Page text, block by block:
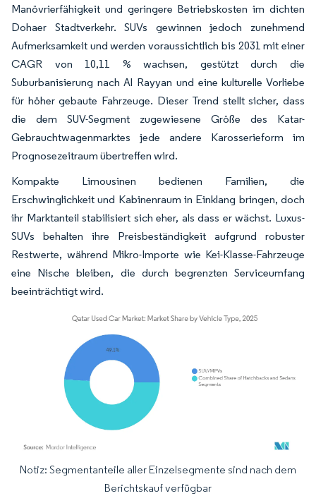
Manövrierfähigkeit und geringere Betriebskosten im dichten
Dohaer Stadtverkehr. SUVs gewinnen jedoch zunehmend
Aufmerksamkeit und werden voraussichtlich bis 2031 mit einer
CAGR von 10,11 % wachsen, gestützt durch die
Suburbanisierung nach Al Rayyan und eine kulturelle Vorliebe
für höher gebaute Fahrzeuge. Dieser Trend stellt sicher, dass
die dem SUV-Segment zugewiesene Größe des Katar-
Gebrauchtwagenmarktes jede andere Karosserieform im
Prognosezeitraum übertreffen wird.
Kompakte Limousinen bedienen Familien, die
Erschwinglichkeit und Kabinenraum in Einklang bringen, doch
ihr Marktanteil stabilisiert sich eher, als dass er wächst. Luxus-
SUVs behalten ihre Preisbeständigkeit aufgrund robuster
Restwerte, während Mikro-Importe wie Kei-Klasse-Fahrzeuge
eine Nische bleiben, die durch begrenzten Serviceumfang
beeinträchtigt wird.
Bild © Mordor Intelligence. Wiederverwendung erfordert Namensnennung
Notiz: Segmentanteile aller Einzelsegmente sind nach dem
Berichtskauf verfügbar